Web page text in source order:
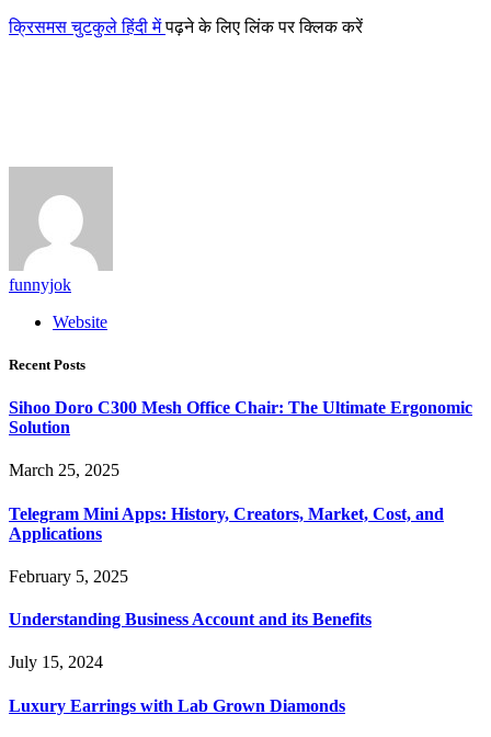
क्रिसमस चुटकुले हिंदी मेंपढ़ने के लिए लिंक पर क्लिक करें
funnyjok
Website
Recent Posts
Sihoo Doro C300 Mesh Office Chair: The Ultimate Ergonomic
Solution
March 25, 2025
Telegram Mini Apps: History, Creators, Market, Cost, and
Applications
February 5, 2025
Understanding Business Account and its Benefits
July 15, 2024
Luxury Earrings with Lab Grown Diamonds